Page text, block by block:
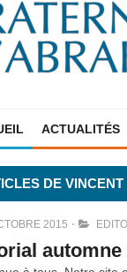
ACTUALITÉS
DE
2015 EDITO
automne